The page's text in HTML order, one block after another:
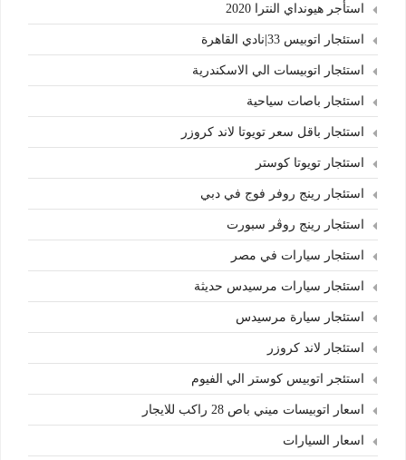
استأجر هيونداي النترا 2020
استئجار اتوبيس 33|نادي القاهرة
استئجار اتوبيسات الي الاسكندرية
استئجار باصات سياحية
استئجار باقل سعر تويوتا لاند كروزر
استئجار تويوتا كوستر
استئجار رينج روفر فوج في دبي
استئجار رينج روڤر سبورت
استئجار سيارات في مصر
استئجار سيارات مرسيدس حديثة
استئجار سيارة مرسيدس
استئجار لاند كروزر
استئجر اتوبيس كوستر الي الفيوم
اسعار اتوبيسات ميني باص 28 راكب للايجار
اسعار السيارات